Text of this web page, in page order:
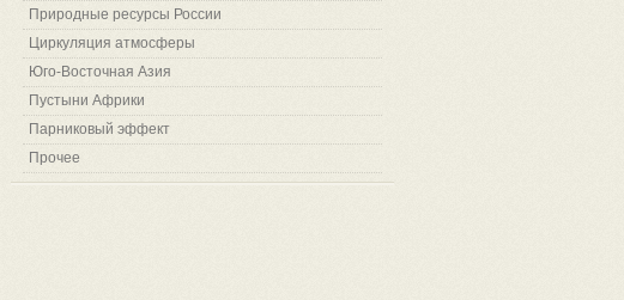
Природные ресурсы России
Циркуляция атмосферы
Юго-Восточная Азия
Пустыни Африки
Парниковый эффект
Прочее